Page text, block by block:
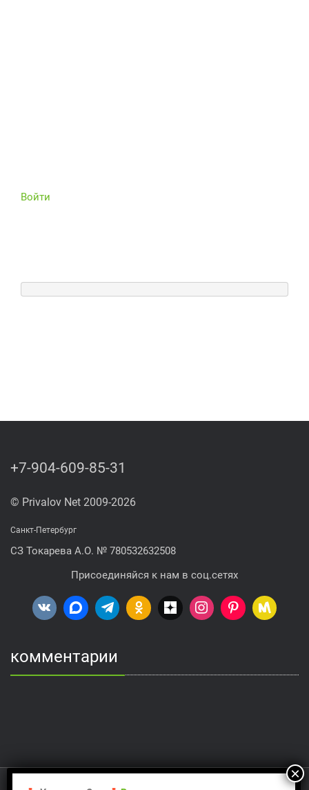
Войти
+7-904-609-85-31
© Privalov Net 2009-2026
Санкт-Петербург
СЗ Токарева А.О. № 780532632508
Присоединяйся к нам в соц.сетях
комментарии